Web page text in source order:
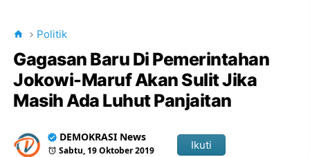
Politik
Gagasan Baru Di Pemerintahan
Jokowi-Maruf Akan Sulit Jika
Masih Ada Luhut Panjaitan
DEMOKRASI News
Sabtu, 19 Oktober 2019 Ikuti